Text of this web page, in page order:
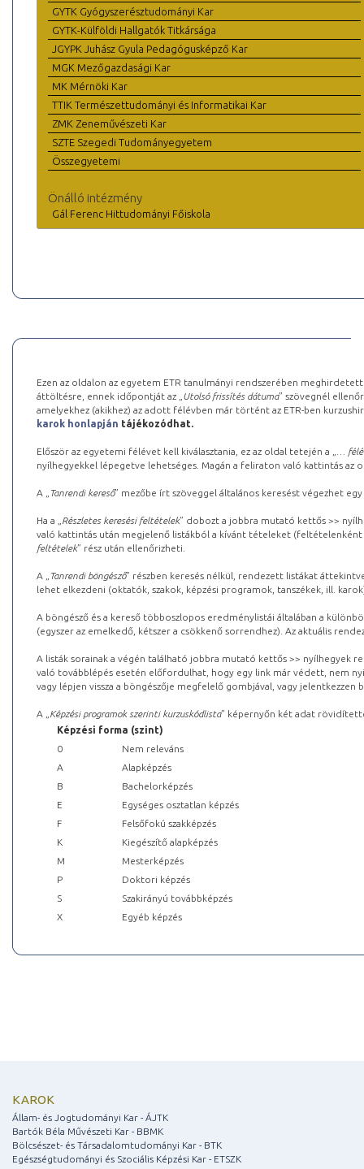
GYTK Gyógyszerésztudományi Kar
GYTK-Külföldi Hallgatók Titkársága
JGYPK Juhász Gyula Pedagógusképző Kar
MGK Mezőgazdasági Kar
MK Mérnöki Kar
TTIK Természettudományi és Informatikai Kar
ZMK Zeneművészeti Kar
SZTE Szegedi Tudományegyetem
Összegyetemi
Önálló intézmény
Gál Ferenc Hittudományi Főiskola
Ezen az oldalon az egyetem ETR tanulmányi rendszerében
áttöltésre, ennek időpontját az „ Utolsó frissítés dátuma” szövegnél
amelyekhez (akikhez) az adott félévben már történt az ETR-ben
karok honlapján tájékozódhat.
Először az egyetemi félévet kell kiválasztania, ez az oldal tetején a „
…
nyílhegyekkel lépegetve lehetséges. Magán a feliraton való kattintás az
A „ Tanrendi kereső” mezőbe írt szöveggel általános keresést végezhet
Ha a „ Részletes keresési feltételek” dobozt a jobbra mutató kettős >>
való kattintás után megjelenő listákból a kívánt tételeket (feltételenként
feltételek” rész után ellenőrizheti.
A „ Tanrendi böngésző” részben keresés nélkül, rendezett listákat
lehet elkezdeni (oktatók, szakok, képzési programok, tanszékek, ill.
A böngésző és a kereső többoszlopos eredménylistái általában a
(egyszer az emelkedő, kétszer a csökkenő sorrendhez). Az aktuális
A listák sorainak a végén található jobbra mutató kettős >> nyílhegyek
való továbblépés esetén előfordulhat, hogy egy link már védett, nem
vagy lépjen vissza a böngészője megfelelő gombjával, vagy
A „ Képzési programok szerinti kurzuskódlista” képernyőn két adat
Képzési forma (szint)
0
Nem releváns
A
Alapképzés
B
Bachelorképzés
E
Egységes osztatlan képzés
F
Felsőfokú szakképzés
K
Kiegészítő alapképzés
M
Mesterképzés
P
Doktori képzés
S
Szakirányú továbbképzés
X
Egyéb képzés
KAROK
Állam- és Jogtudományi Kar - ÁJTK
Bartók Béla Művészeti Kar - BBMK
Bölcsészet- és Társadalomtudományi Kar - BTK
Egészségtudományi és Szociális Képzési Kar - ETSZK